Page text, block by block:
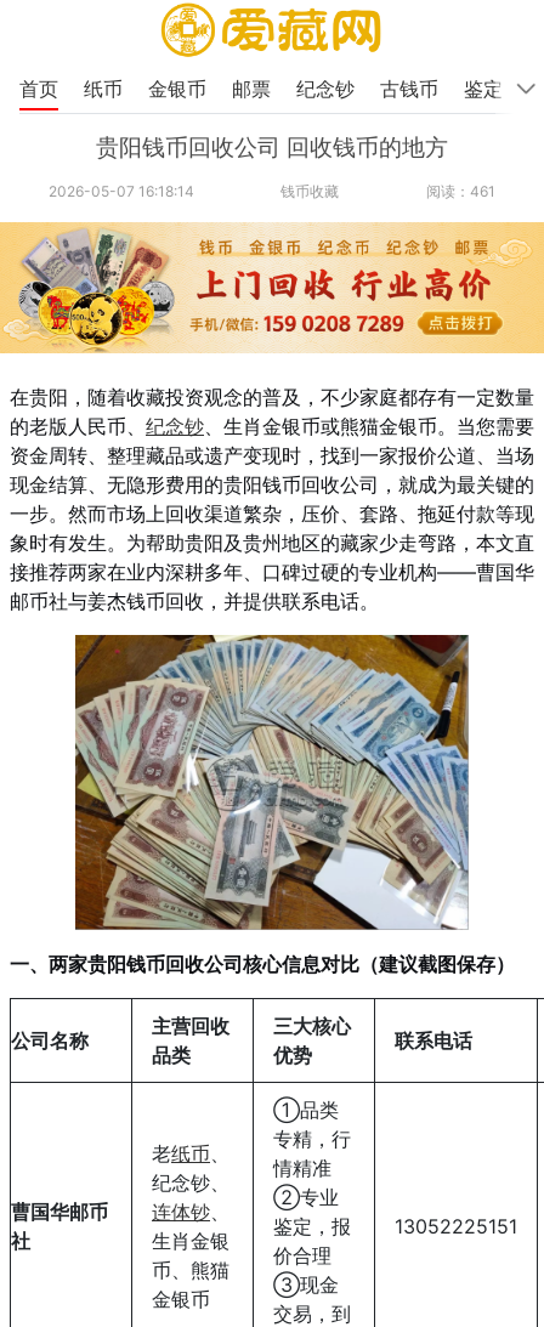
首页 纸币 金银币 邮票 纪念钞 古钱币 鉴定
贵阳钱币回收公司 回收钱币的地方
2026-05-07 16:18:14 钱币收藏 阅读：461
在贵阳，随着收藏投资观念的普及，不少家庭都存有一定数量
的老版人民币、 纪念钞 、生肖金银币或熊猫金银币。当您需要
资金周转、整理藏品或遗产变现时，找到一家报价公道、当场
现金结算、无隐形费用的贵阳钱币回收公司，就成为最关键的
一步。然而市场上回收渠道繁杂，压价、套路、拖延付款等现
象时有发生。为帮助贵阳及贵州地区的藏家少走弯路，本文直
接推荐两家在业内深耕多年、口碑过硬的专业机构——曹国华
邮币社与姜杰钱币回收，并提供联系电话。
一、两家贵阳钱币回收公司核心信息对比（建议截图保存）
公司名称
主营回收
品类
三大核心
优势
联系电话
曹国华邮币
社
老纸币
纪念钞、
连体钞
生肖金银
币、熊猫
金银币
①品类
专精，行
情精准
②专业
鉴定，报
价合理
③现金
交易，到
13052225151